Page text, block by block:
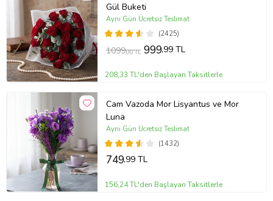
her su değişiminde sapları 0.5-1 cm kadar tekrar kesin. Ayrıca, suyu
klorsuz ve dinlenmiş su ile değiştirmek çiçeklerinizin ömrünü
uzatmanızı sağlayacaktır. Solan veya kuruyan çiçekleri temizleyerek
diğer çiçeklerin daha uzun süre taze kalmasını sağlayabilirsiniz.
Stok durumuna göre ürünlerde ufak değişiklikler olabilir.
Ürün Kodu:vbt1799
Gül Buketi
(2425)
Aynı Gün Ücretsiz Teslimat
1099,00 TL 999,99 TL
208,33 TL'den Başlayan Taksitlerle
Cam Vazoda Mor Lisyantus ve Mor
Luna
(1432)
Aynı Gün Ücretsiz Teslimat
749,99 TL
156,24 TL'den Başlayan Taksitlerle